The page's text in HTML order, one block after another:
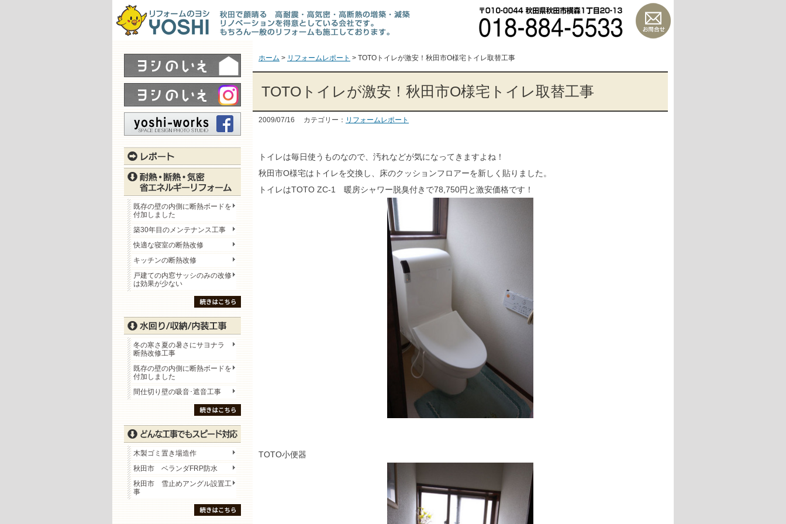
ホーム > リフォームレポート > TOTOトイレが激安！秋田市O様宅トイレ取替工事
TOTOトイレが激安！秋田市O様宅トイレ取替工事
2009/07/16 カテゴリー： リフォームレポート
トイレは毎日使うものなので、汚れなどが気になってきますよね！
秋田市O様宅はトイレを交換し、床のクッションフロアーを新しく貼りました。
トイレはTOTO ZC-1 暖房シャワー脱臭付きで78,750円と激安価格です！
TOTO小便器
既存の壁の内側に断熱ボードを
付加しました
築30年目のメンテナンス工事
快適な寝室の断熱改修
キッチンの断熱改修
戸建ての内窓サッシのみの改修
は効果が少ない
冬の寒さ夏の暑さにサヨナラ
断熱改修工事
既存の壁の内側に断熱ボードを
付加しました
間仕切り壁の吸音･遮音工事
木製ゴミ置き場造作
秋田市 ベランダFRP防水
秋田市 雪止めアングル設置工
事